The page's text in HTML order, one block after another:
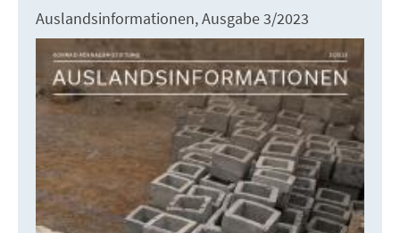
Auslandsinformationen, Ausgabe 3/2023